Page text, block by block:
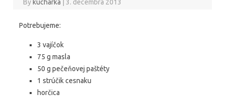
By kucharka 3. decembra 2013
Potrebujeme:
3 vajíčok
75 g masla
50 g pečeňovej paštéty
1 strúčik cesnaku
horčica